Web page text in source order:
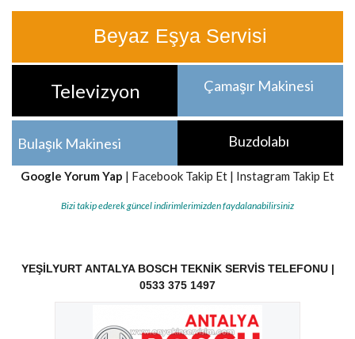
Beyaz Eşya Servisi
Televizyon Çamaşır Makinesi
Bulaşık Makinesi Buzdolabı
Google Yorum Yap | Facebook Takip Et | Instagram Takip Et
Bizi takip ederek güncel indirimlerimizden faydalanabilirsiniz
YEŞILYURT ANTALYA BOSCH TEKNIK SERVIS TELEFONU |
0533 375 1497